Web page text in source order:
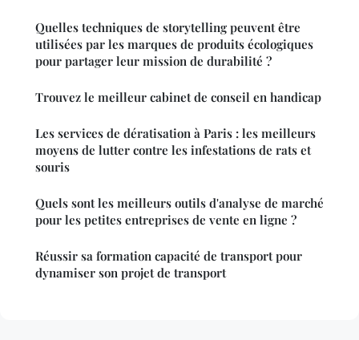
Quelles techniques de storytelling peuvent être
utilisées par les marques de produits écologiques
pour partager leur mission de durabilité ?
Trouvez le meilleur cabinet de conseil en handicap
Les services de dératisation à Paris : les meilleurs
moyens de lutter contre les infestations de rats et
souris
Quels sont les meilleurs outils d'analyse de marché
pour les petites entreprises de vente en ligne ?
Réussir sa formation capacité de transport pour
dynamiser son projet de transport